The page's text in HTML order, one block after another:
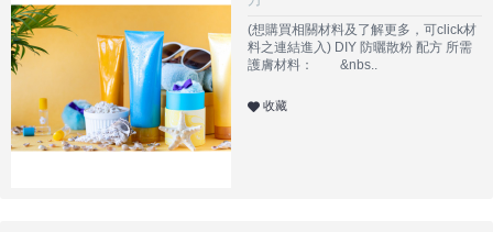
(想購買相關材料及了解更多，可click材
料之連結進入) DIY 防曬散粉 配方 所需
護膚材料： &nbs..
收藏